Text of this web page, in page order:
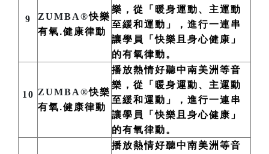
9 ZUMBA®快樂
有氧.健康律動
樂，從「暖身運動、主運動
至緩和運動」，進行一連串
讓學員「快樂且身心健康」
的有氧律動。
10 ZUMBA®快樂
有氧.健康律動
播放熱情好聽中南美洲 等音
樂，從「暖身運動、主運動
至緩和運動」，進行一連串
讓學員「快樂且身心健康」
的有氧律動。
播放熱情好聽中南美洲 等音